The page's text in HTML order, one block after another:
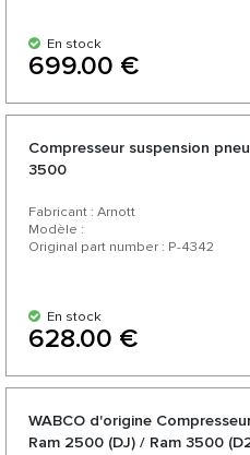
En stock
699.00 €
Compresseur suspension
3500
Fabricant : Arnott
Modèle :
Original part number : P-4342
En stock
628.00 €
WABCO d'origine
Ram 2500 (DJ) / Ram 3500